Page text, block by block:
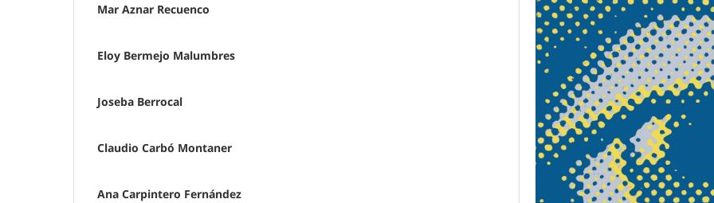
Mar Aznar Recuenco
Eloy Bermejo Malumbres
Joseba Berrocal
Claudio Carbó Montaner
Ana Carpintero Fernández